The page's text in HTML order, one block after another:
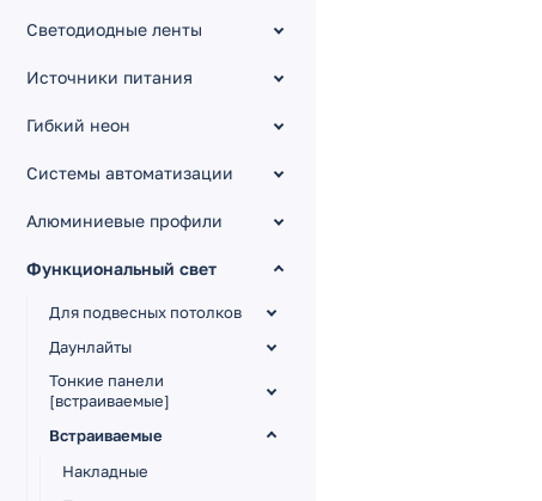
Светодиодные ленты
Источники питания
Гибкий неон
Системы автоматизации
Алюминиевые профили
Функциональный свет
Для подвесных потолков
Даунлайты
Тонкие панели
[встраиваемые]
Встраиваемые
Накладные